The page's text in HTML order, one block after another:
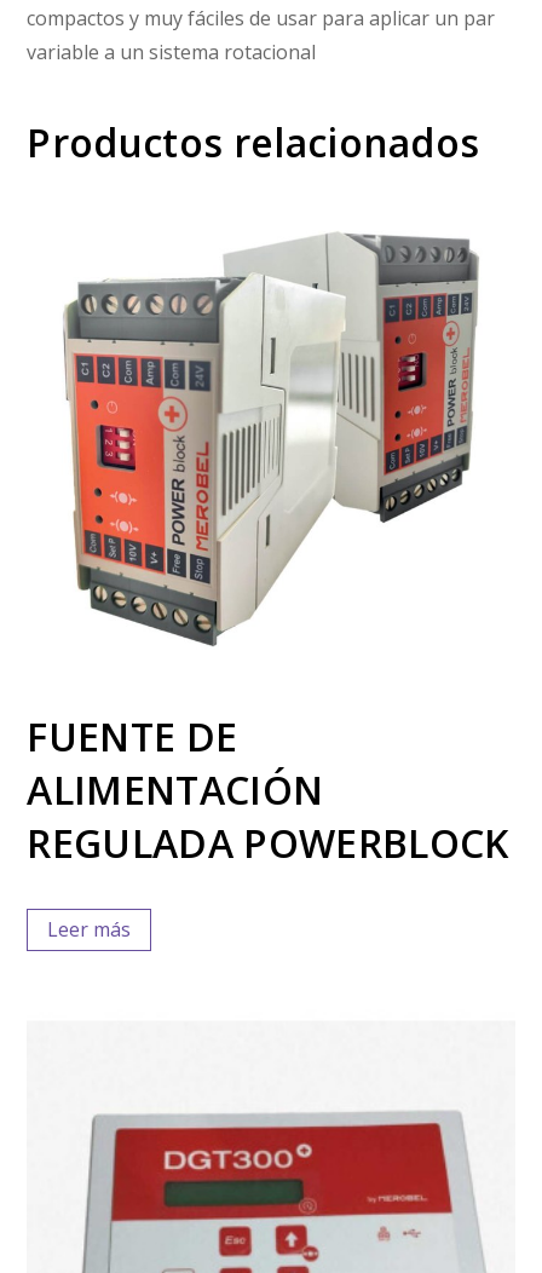
compactos y muy fáciles de usar para aplicar un par
variable a un sistema rotacional
Productos relacionados
FUENTE DE
ALIMENTACIÓN
REGULADA POWERBLOCK
Leer más